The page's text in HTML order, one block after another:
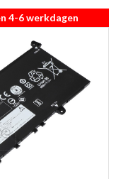
4-6 werkdagen